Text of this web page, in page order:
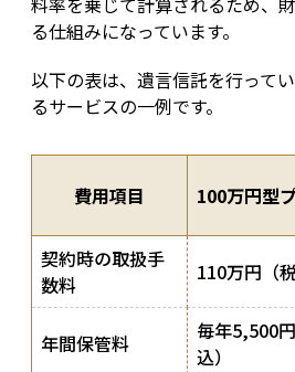
る仕組みになっています。
以下の表は、遺言信託を行って
るサービスの一例です。
費用項目 100万円型
契約時の取扱手
数料
110万円（税
年間保管料
毎年5,500
込）